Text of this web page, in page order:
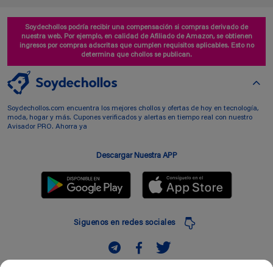
Soydechollos podría recibir una compensación si compras derivado de
nuestra web. Por ejemplo, en calidad de Afiliado de Amazon, se obtienen
ingresos por compras adscritas que cumplen requisitos aplicables. Esto no
determina que chollos se publican.
Soydechollos.com encuentra los mejores chollos y ofertas de hoy en tecnología,
moda, hogar y más. Cupones verificados y alertas en tiempo real con nuestro
Avisador PRO. Ahorra ya
Descargar Nuestra APP
Siguenos en redes sociales